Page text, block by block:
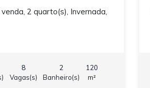
2 quarto(s), Invernada,
8
Vagas(s)
2
Banheiro(s)
120
m²